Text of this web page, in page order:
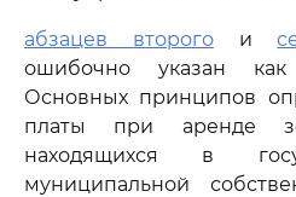
абзацев второгои
ошибочно указан
Основных принципов
платы при аренде
находящихся в
муниципальной